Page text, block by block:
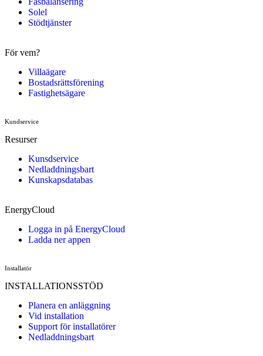
Solel
Stödtjänster
För vem?
Villaägare
Bostadsrättsförening
Fastighetsägare
Kundservice
Resurser
Kunsdservice
Nedladdningsbart
Kunskapsdatabas
EnergyCloud
Logga in på EnergyCloud
Ladda ner appen
Installatör
INSTALLATIONSSTÖD
Planera en anläggning
Vid installation
Support för installatörer
Nedladdningsbart